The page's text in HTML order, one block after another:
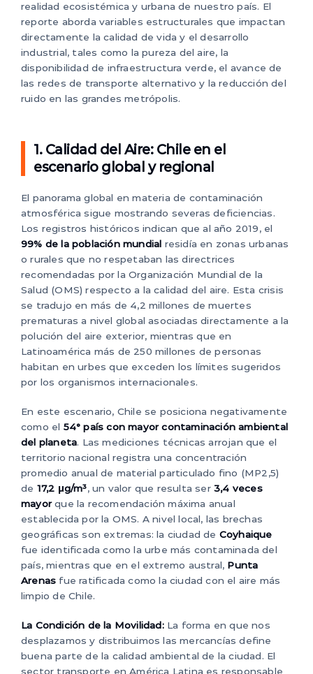
realidad ecosistémica y urbana de nuestro país. El
reporte aborda variables estructurales que impactan
directamente la calidad de vida y el desarrollo
industrial, tales como la pureza del aire, la
disponibilidad de infraestructura verde, el avance de
las redes de transporte alternativo y la reducción del
ruido en las grandes metrópolis.
1. Calidad del Aire: Chile en el
escenario global y regional
El panorama global en materia de contaminación
atmosférica sigue mostrando severas deficiencias.
Los registros históricos indican que al año 2019, el
99% de la población mundial residía en zonas urbanas
o rurales que no respetaban las directrices
recomendadas por la Organización Mundial de la
Salud (OMS) respecto a la calidad del aire. Esta crisis
se tradujo en más de 4,2 millones de muertes
prematuras a nivel global asociadas directamente a la
polución del aire exterior, mientras que en
Latinoamérica más de 250 millones de personas
habitan en urbes que exceden los límites sugeridos
por los organismos internacionales.
En este escenario, Chile se posiciona negativamente
como el 54° país con mayor contaminación ambiental
del planeta. Las mediciones técnicas arrojan que el
territorio nacional registra una concentración
promedio anual de material particulado fino (MP2,5)
de 17,2 μg/m³, un valor que resulta ser3,4 veces
mayorque la recomendación máxima anual
establecida por la OMS. A nivel local, las brechas
geográficas son extremas: la ciudad de Coyhaique
fue identificada como la urbe más contaminada del
país, mientras que en el extremo austral, Punta
Arenas fue ratificada como la ciudad con el aire más
limpio de Chile.
La Condición de la Movilidad:La forma en que nos
desplazamos y distribuimos las mercancías define
buena parte de la calidad ambiental de la ciudad. El
sector transporte en América Latina es responsable